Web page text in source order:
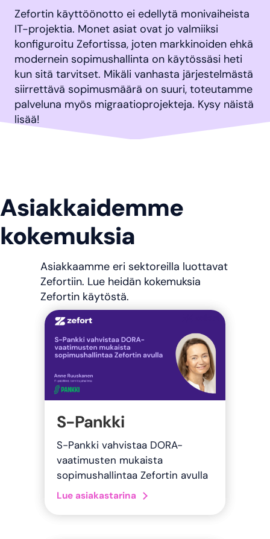
Zefortin käyttöönotto ei edellytä monivaiheista
IT-projektia. Monet asiat ovat jo valmiiksi
konfiguroitu Zefortissa, joten markkinoiden ehkä
modernein sopimushallinta on käytössäsi heti
kun sitä tarvitset. Mikäli vanhasta järjestelmästä
siirrettävä sopimusmäärä on suuri, toteutamme
palveluna myös migraatioprojekteja. Kysy näistä
lisää!
Asiakkaidemme
kokemuksia
Asiakkaamme eri sektoreilla luottavat
Zefortiin. Lue heidän kokemuksia
Zefortin käytöstä.
S-Pankki
S-Pankki vahvistaa DORA-
vaatimusten mukaista
sopimushallintaa Zefortin avulla
Lue asiakastarina about S-Pankki